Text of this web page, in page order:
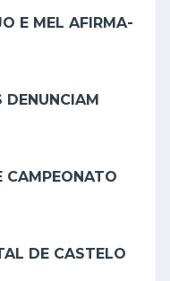
E MEL AFIRMA-
DENUNCIAM
CAMPEONATO
DE CASTELO